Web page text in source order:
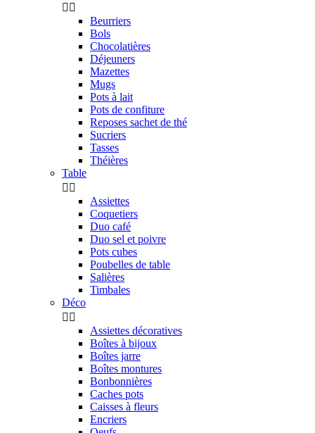
 
Beurriers
Bols
Chocolatières
Déjeuners
Mazettes
Mugs
Pots à lait
Pots de confiture
Reposes sachet de thé
Sucriers
Tasses
Théières
Table
 
Assiettes
Coquetiers
Duo café
Duo sel et poivre
Pots cubes
Poubelles de table
Salières
Timbales
Déco
 
Assiettes décoratives
Boîtes à bijoux
Boîtes jarre
Boîtes montures
Bonbonnières
Caches pots
Caisses à fleurs
Encriers